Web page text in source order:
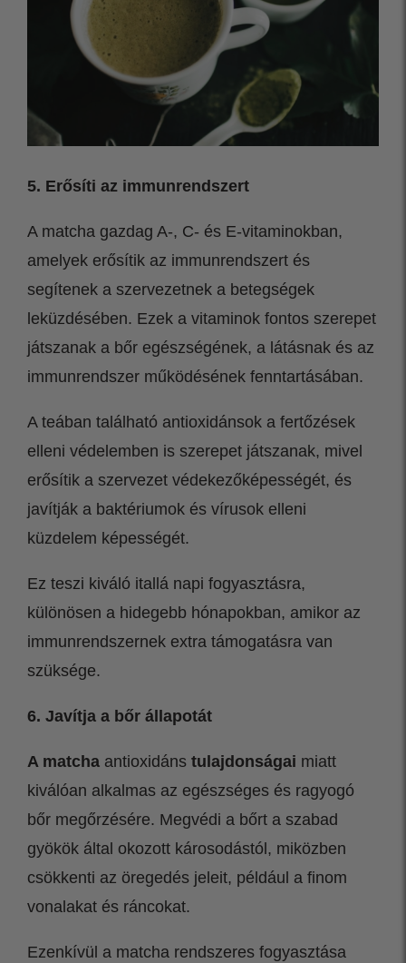
5. Erősíti az immunrendszert
A matcha gazdag A-, C- és E-vitaminokban,
amelyek erősítik az immunrendszert és
segítenek a szervezetnek a betegségek
leküzdésében. Ezek a vitaminok fontos szerepet
játszanak a bőr egészségének, a látásnak és az
immunrendszer működésének fenntartásában.
A teában található antioxidánsok a fertőzések
elleni védelemben is szerepet játszanak, mivel
erősítik a szervezet védekezőképességét, és
javítják a baktériumok és vírusok elleni
küzdelem képességét.
Ez teszi kiváló itallá napi fogyasztásra,
különösen a hidegebb hónapokban, amikor az
immunrendszernek extra támogatásra van
szüksége.
6. Javítja a bőr állapotát
A matcha antioxidáns tulajdonságai miatt
kiválóan alkalmas az egészséges és ragyogó
bőr megőrzésére. Megvédi a bőrt a szabad
gyökök által okozott károsodástól, miközben
csökkenti az öregedés jeleit, például a finom
vonalakat és ráncokat.
Ezenkívül a matcha rendszeres fogyasztása